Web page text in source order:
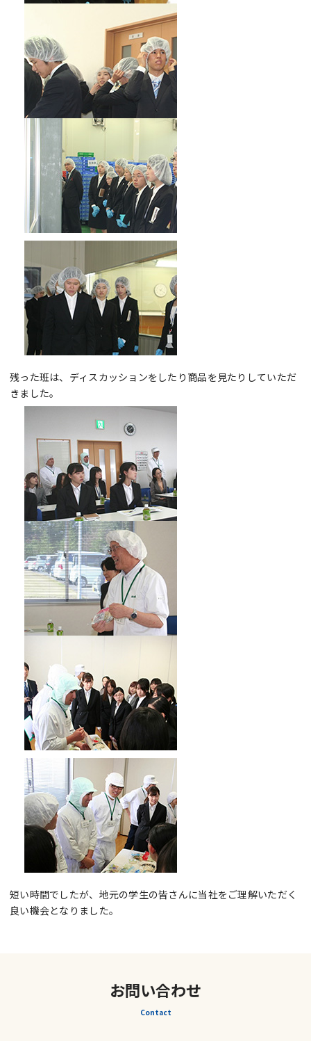
残った班は、ディスカッションをしたり商品を見たりしていただ
きました。
短い時間でしたが、地元の学生の皆さんに当社をご理解いただく
良い機会となりました。
お問い合わせ
Contact